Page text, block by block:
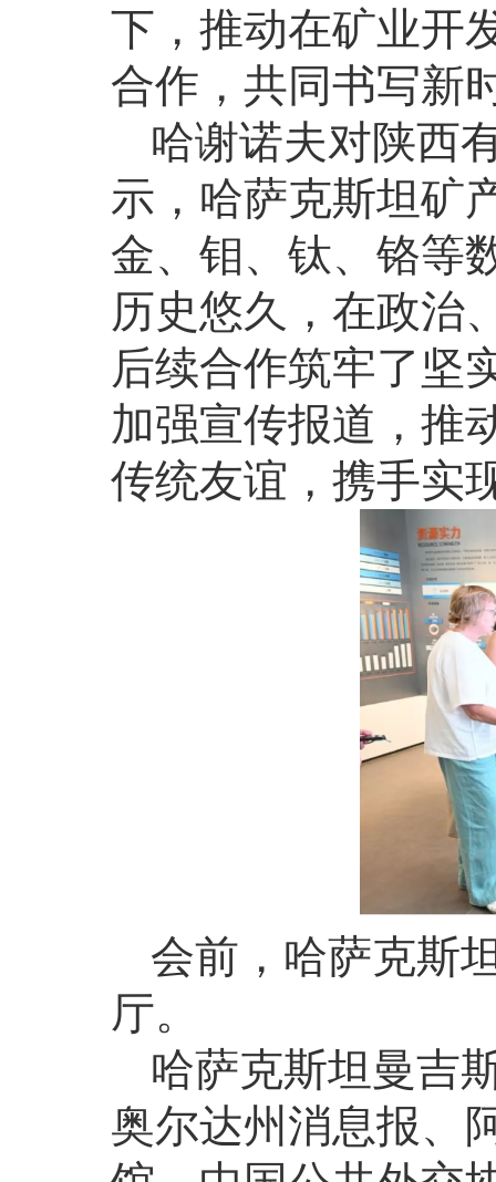
下，推动在矿业开
合作，共同书写新
哈谢诺夫对陕西
示，哈萨克斯坦矿
金、钼、钛、铬等
历史悠久，在政治
后续合作筑牢了坚
加强宣传报道，推
传统友谊，携手实
会前，哈萨克斯
厅。
哈萨克斯坦曼吉
奥尔达州消息报、